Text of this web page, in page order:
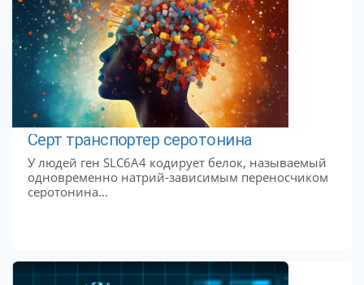
Серт транспортер серотонина
У людей ген SLC6A4 кодирует белок, называемый
одновременно натрий-зависимым переносчиком
серотонина...